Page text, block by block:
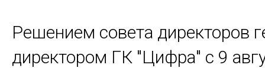
Решением совета директоров
директором ГК "Цифра" с 9